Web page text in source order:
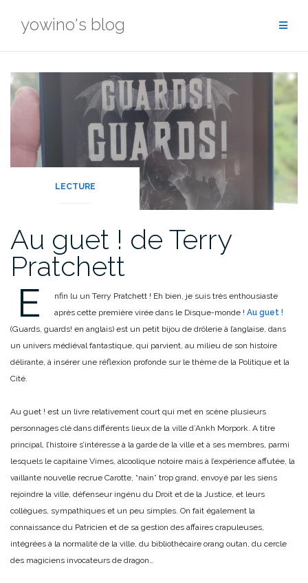
yowino's blog
LECTURE
Au guet ! de Terry
Pratchett
E
nfin lu un Terry Pratchett ! Eh bien, je suis très enthousiaste
après cette première virée dans le Disque-monde ! Au guet !
(Guards, guards! en anglais) est un petit bijou de drôlerie à l’anglaise, dans
un univers médiéval fantastique, qui parvient, au milieu de son histoire
délirante, à insérer une réflexion profonde sur le thème de la Politique et la
Cité.
Au guet ! est un livre relativement court qui met en scène plusieurs
personnages clé dans différents lieux de la ville d’Ankh Morpork. A titre
principal, l’histoire s’intéresse à la garde de la ville et à ses membres, parmi
lesquels le capitaine Vimes, alcoolique notoire mais à l’expérience affutée, la
vaillante nouvelle recrue Carotte, “nain” trop grand, envoyé par les siens
rejoindre la ville, défenseur ingénu du Droit et de la Justice, et leurs
collègues, sympathiques et un peu simples. On fait également la
connaissance du Patricien et de sa gestion des affaires crapuleuses,
intégrées à la normalité de la ville, du bibliothécaire orang outan, du cercle
des magiciens invocateurs de dragon…